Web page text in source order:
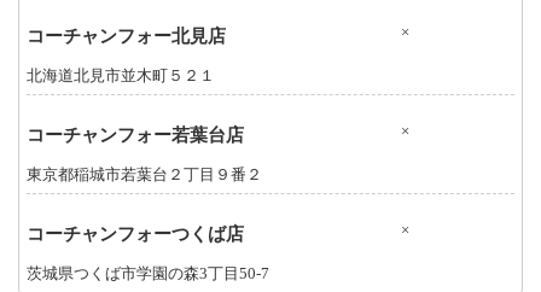
コーチャンフォー北見店 ×
北海道北見市並木町５２１
コーチャンフォー若葉台店 ×
東京都稲城市若葉台２丁目９番２
コーチャンフォーつくば店 ×
茨城県つくば市学園の森3丁目50-7